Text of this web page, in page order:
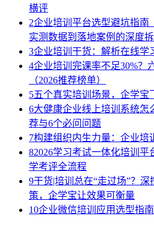
横评
2企业培训平台选型避坑指南
实测数据到落地案例的深度
3企业培训干货：解析在线学
4企业培训完课率不足30%？
（2026推荐榜单）
5五个真实培训场景，企学宝
6大健康企业线上培训系统怎
荐与6个必问问题
7构建组织内生力量：企业培
82026学习考试一体化培训
学考评全流程
9干货|培训总在“走过场”？
策，企学宝让效果可衡量
10企业微信培训应用选型指